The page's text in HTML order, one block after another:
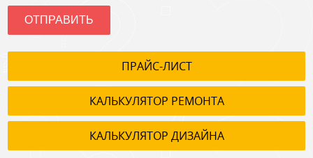
ОТПРАВИТЬ
ПРАЙС-ЛИСТ
КАЛЬКУЛЯТОР РЕМОНТА
КАЛЬКУЛЯТОР ДИЗАЙНА